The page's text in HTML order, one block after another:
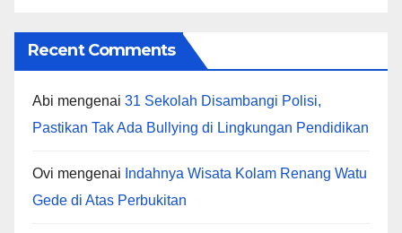
Recent Comments
Abi mengenai 31 Sekolah Disambangi Polisi,
Pastikan Tak Ada Bullying di Lingkungan Pendidikan
Ovi mengenai Indahnya Wisata Kolam Renang Watu
Gede di Atas Perbukitan